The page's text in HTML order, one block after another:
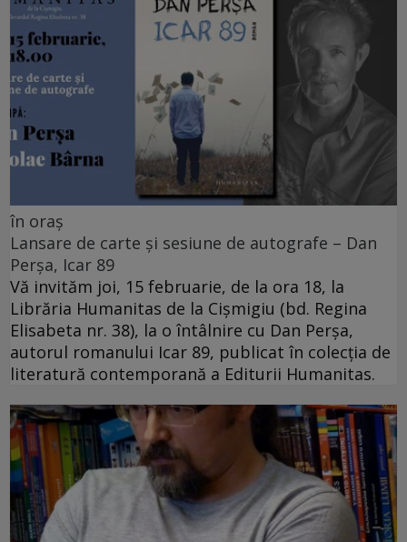
în oraș
Lansare de carte și sesiune de autografe – Dan
Perșa, Icar 89
Vă invităm joi, 15 februarie, de la ora 18, la
Librăria Humanitas de la Cişmigiu (bd. Regina
Elisabeta nr. 38), la o întâlnire cu Dan Perșa,
autorul romanului Icar 89, publicat în colecția de
literatură contemporană a Editurii Humanitas.